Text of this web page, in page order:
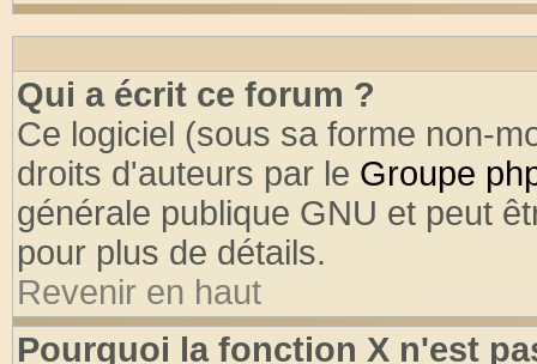
Qui a écrit ce forum ?
Ce logiciel (sous sa forme non-
droits d'auteurs par le Groupe
générale publique GNU et peut
pour plus de détails.
Revenir en haut
Pourquoi la fonction X n'est